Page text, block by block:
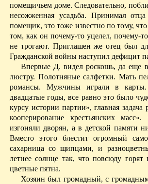
помещичьем доме. Следовательно,
несожженная усадьба. Принимал
помещик, это тоже известно по тому,
том, как он почему-то уцелел, почему-
не трогают. Приглашен же отец был
Гражданской войны наступил дефицит
Впервые Д. видел роскошь, да еще
люстру. Полотняные салфетки. Мать
романсы. Мужчины играли в
двадцатые годы, все равно это было
курсу истории партии», главная
кооперирование крестьянских
изгоняли дворян, а в детской памяти
Вместо этого блестит огромный
сахарница со щипцами, и
летнее солнце так, что повсюду
цветные пятна.
Хозяин был громадный, с